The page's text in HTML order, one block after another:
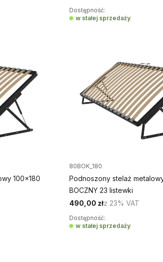
Dostępność:
w stałej sprzedaży
100x180
80BOK_180
Podnoszony stelaż
BOCZNY 23 listewki
490,00 złz 23% VAT
Dostępność:
w stałej sprzedaży